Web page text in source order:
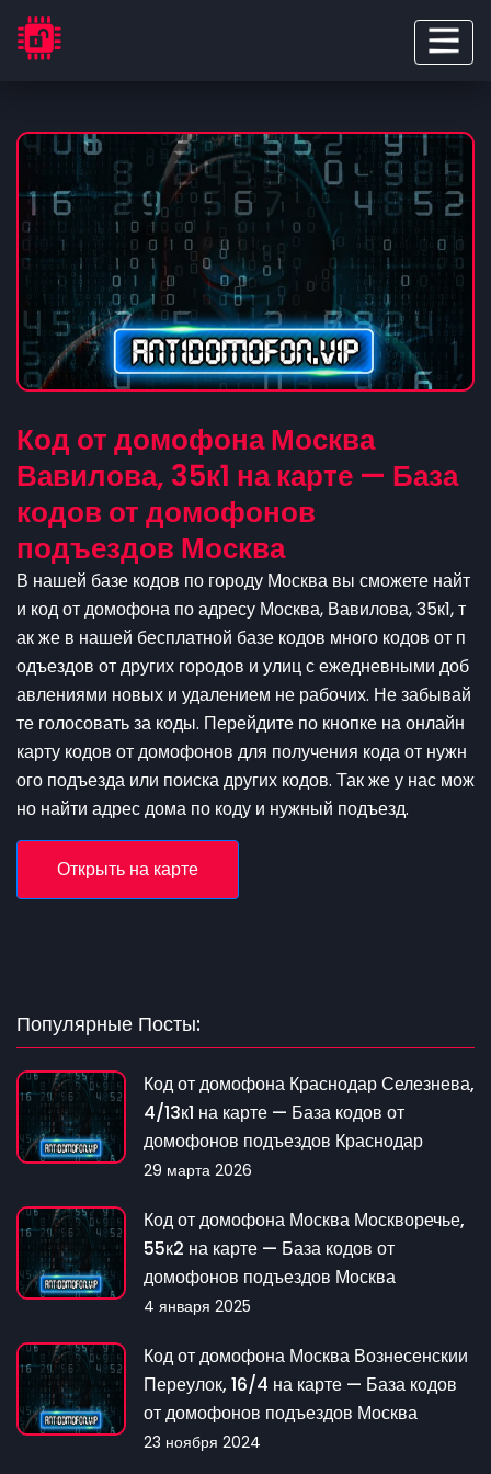
Код от домофона Москва
Вавилова, 35к1 на карте — База
кодов от домофонов
подъездов Москва
В нашей базе кодов по городу Москва вы сможете найт
и код от домофона по адресу Москва, Вавилова, 35к1, т
ак же в нашей бесплатной базе кодов много кодов от п
одъездов от других городов и улиц с ежедневными доб
авлениями новых и удалением не рабочих. Не забывай
те голосовать за коды. Перейдите по кнопке на онлайн
карту кодов от домофонов для получения кода от нужн
ого подъезда или поиска других кодов. Так же у нас мож
но найти адрес дома по коду и нужный подъезд.
Открыть на карте
Популярные Посты:
Код от домофона Краснодар Селезнева,
4/13к1 на карте — База кодов от
домофонов подъездов Краснодар
29 марта 2026
Код от домофона Москва Москворечье,
55к2 на карте — База кодов от
домофонов подъездов Москва
4 января 2025
Код от домофона Москва Вознесенскии
Переулок, 16/4 на карте — База кодов
от домофонов подъездов Москва
23 ноября 2024